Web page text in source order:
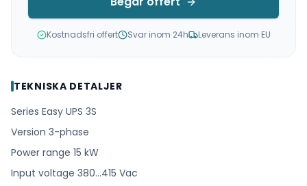
Kostnadsfri offert Svar inom 24h Leverans inom EU
TEKNISKA DETALJER
Series Easy UPS 3S
Version 3-phase
Power range 15 kW
Input voltage 380…415 Vac